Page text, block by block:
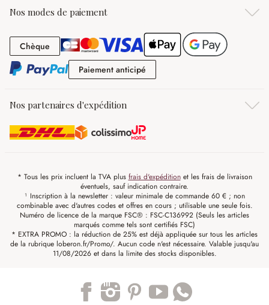
Nos modes de paiement
Chèque Chèque
Paiement anticipé
Nos partenaires d'expédition
* Tous les prix incluent la TVA plus frais d'expéditionet les frais de livraison
éventuels, sauf indication contraire.
¹ Inscription à la newsletter : valeur minimale de commande 60 € ; non
combinable avec d'autres codes et offres en cours ; utilisable une seule fois.
Numéro de licence de la marque FSC® : FSC-C136992 (Seuls les articles
marqués comme tels sont certifiés FSC)
* EXTRA PROMO : la réduction de 25% est déjà appliquée sur tous les articles
de la rubrique loberon.fr/Promo/. Aucun code n'est nécessaire. Valable jusqu'au
11/08/2026 et dans la limite des stocks disponibles.